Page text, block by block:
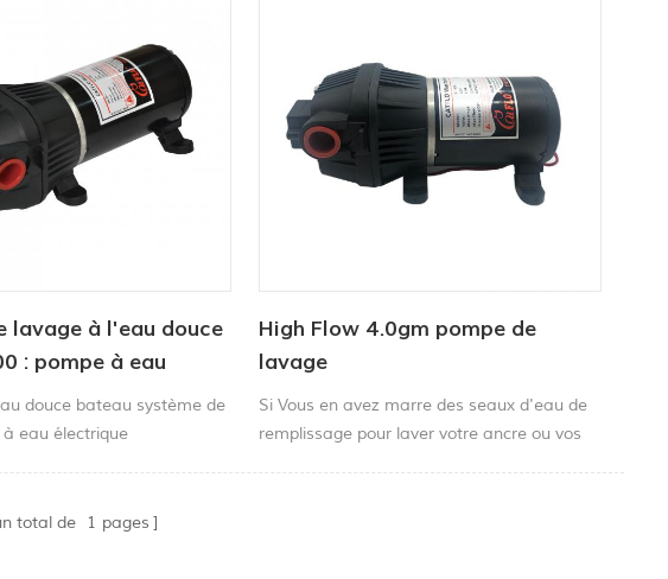
lavage à l'eau douce
: pompe à eau
portable
marines
douce bateau système de
eau électrique
High Flow 4.0gm pompe de
lavage
Si Vous en avez marre des seaux d'eau de
remplissage pour laver votre ancre ou vos
total de 1 pages